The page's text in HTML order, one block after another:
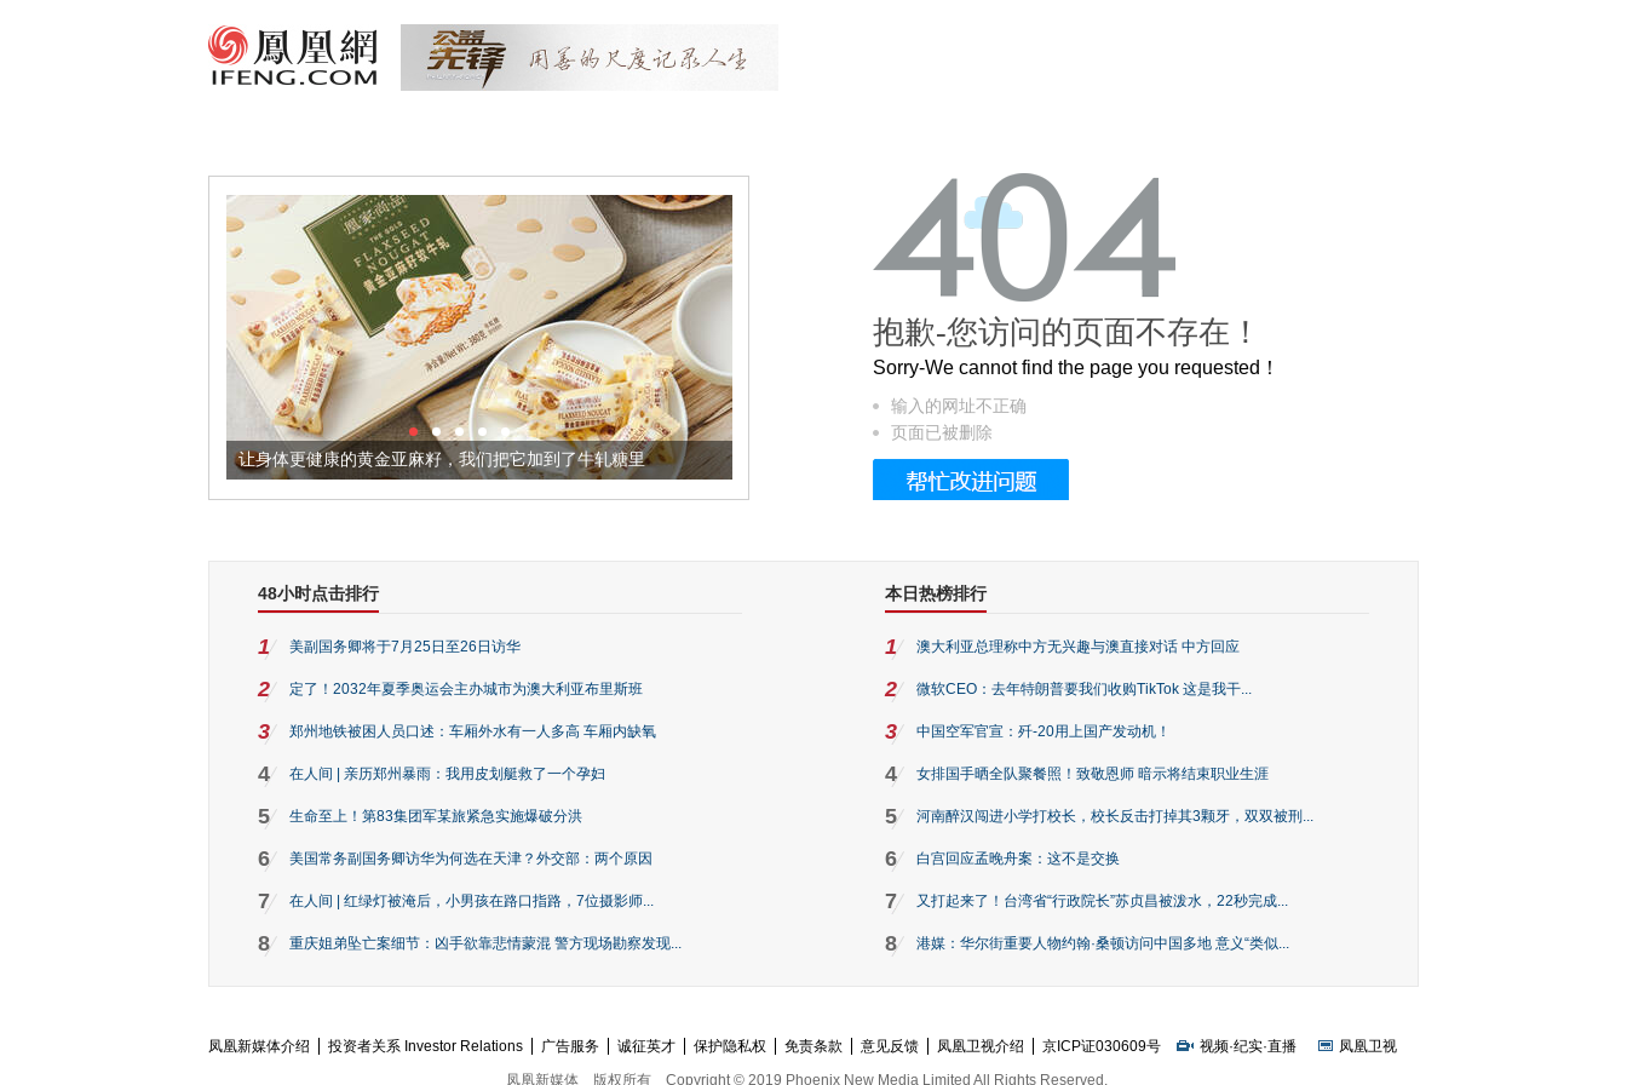
让身体更健康的黄金亚麻籽，我们把它加到了牛轧糖里 被列入佛家七宝的它到底有多美？
抱歉-您访问的页面不存在！
Sorry-We cannot find the page you requested！
输入的网址不正确
页面已被删除
48小时点击排行
1 美副国务卿将于7月25日至26日访华
2 定了！2032年夏季奥运会主办城市为澳大利亚布里斯班
3 郑州地铁被困人员口述：车厢外水有一人多高 车厢内缺氧
4 在人间 | 亲历郑州暴雨：我用皮划艇救了一个孕妇
5 生命至上！第83集团军某旅紧急实施爆破分洪
6 美国常务副国务卿访华为何选在天津？外交部：两个原因
7 在人间 | 红绿灯被淹后，小男孩在路口指路，7位摄影师...
8 重庆姐弟坠亡案细节：凶手欲靠悲情蒙混 警方现场勘察发现...
本日热榜排行
1 澳大利亚总理称中方无兴趣与澳直接对话 中方回应
2 微软CEO：去年特朗普要我们收购TikTok 这是我干...
3 中国空军官宣：歼-20用上国产发动机！
4 女排国手晒全队聚餐照！致敬恩师 暗示将结束职业生涯
5 河南醉汉闯进小学打校长，校长反击打掉其3颗牙，双双被刑...
6 白宫回应孟晚舟案：这不是交换
7 又打起来了！台湾省“行政院长”苏贞昌被泼水，22秒完成...
8 港媒：华尔街重要人物约翰·桑顿访问中国多地 意义“类似...
凤凰新媒体介绍 投资者关系 Investor Relations 广告服务 诚征英才 保护隐私权 免责条款 意见反馈 凤凰卫视介绍 京ICP证030609号 视频·纪实·直播
凤凰卫视
凤凰新媒体
版权所有 Copyright © 2019 Phoenix New Media Limited All Rights Reserved.